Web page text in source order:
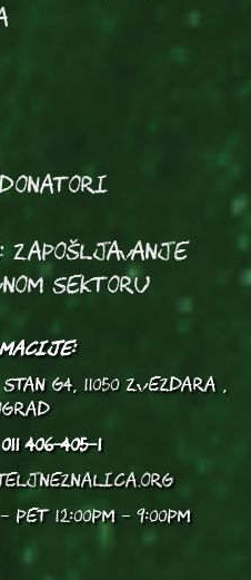
Zapošljavanje
sektoru
G4, 11050 Zvezdara ,
011 406-405-1
PET 12:00PM - 9:00PM